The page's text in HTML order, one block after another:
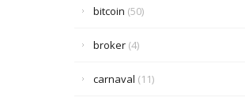
bitcoin (50)
broker(4)
carnaval (11)